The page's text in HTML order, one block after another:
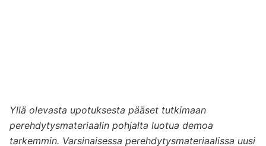
Yllä olevasta upotuksesta pääset tutkimaan
perehdytysmateriaalin pohjalta luotua demoa
tarkemmin. Varsinaisessa perehdytysmateriaalissa uusi